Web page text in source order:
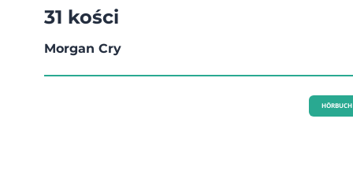
31 kości
Morgan Cry
HÖRBUCH